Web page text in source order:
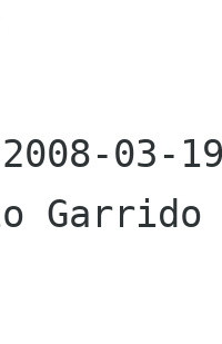
03-
Garrido